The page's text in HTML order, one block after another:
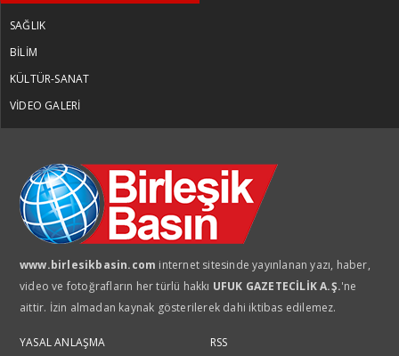
Sessiz çarşılar daralan cüzdanlar
Bayramın bereketi mi,
enflasyonun gölgesi mi?
SAĞLIK
BİLİM
KÜLTÜR-SANAT
VİDEO GALERİ
www.birlesikbasin.com internet sitesinde yayınlanan yazı, haber,
video ve fotoğrafların her türlü hakkı UFUK GAZETECİLİK A.Ş.'ne
aittir. İzin almadan kaynak gösterilerek dahi iktibas edilemez.
YASAL ANLAŞMA RSS